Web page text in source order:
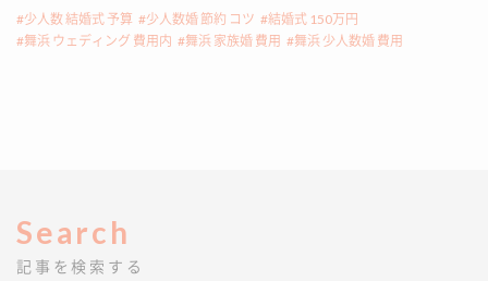
少人数 結婚式 予算 少人数婚 節約 コツ
結婚式 150万円
舞浜 ウェディング 費用内
舞浜 家族婚 費用 舞浜 少人数婚 費用
Search
記事を検索する